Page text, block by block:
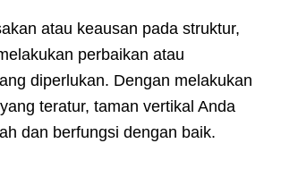
atau keausan pada struktur,
perbaikan atau
diperlukan. Dengan melakukan
teratur, taman vertikal Anda
dan berfungsi dengan baik.